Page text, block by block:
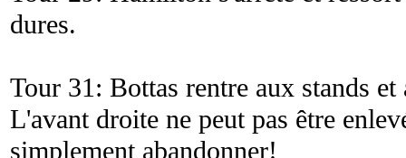
dures.
Tour 31: Bottas rentre aux stands
L'avant droite ne peut pas être
simplement abandonner!